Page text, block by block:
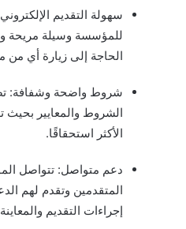
سهولة التقديم
للمؤسسة وسيلة مريحة
الحاجة إلى زيارة أي
شروط واضحة وشفافة:
الشروط والمعايير
الأكثر استحقاقًا.
دعم متواصل: تتواصل
المتقدمين وتقدم لهم
إجراءات التقديم